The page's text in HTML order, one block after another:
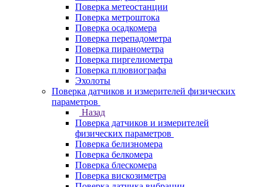
Поверка метеостанции
Поверка метроштока
Поверка осадкомера
Поверка перепадометра
Поверка пиранометра
Поверка пиргелиометра
Поверка плювиографа
Эхолоты
Поверка датчиков и измерителей физических
параметров
Назад
Поверка датчиков и измерителей
физических параметров
Поверка белизномера
Поверка белкомера
Поверка блескомера
Поверка вискозиметра